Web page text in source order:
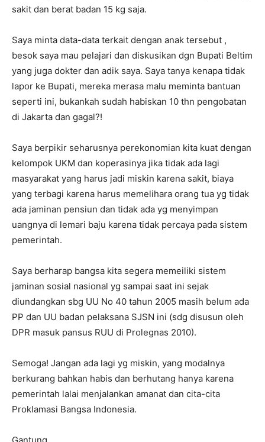
sakit dan berat badan 15 kg saja.
Saya minta data-data terkait dengan anak tersebut ,
besok saya mau pelajari dan diskusikan dgn Bupati Beltim
yang juga dokter dan adik saya. Saya tanya kenapa tidak
lapor ke Bupati, mereka merasa malu meminta bantuan
seperti ini, bukankah sudah habiskan 10 thn pengobatan
di Jakarta dan gagal?!
Saya berpikir seharusnya perekonomian kita kuat dengan
kelompok UKM dan koperasinya jika tidak ada lagi
masyarakat yang harus jadi miskin karena sakit, biaya
yang terbagi karena harus memelihara orang tua yg tidak
ada jaminan pensiun dan tidak ada yg menyimpan
uangnya di lemari baju karena tidak percaya pada sistem
pemerintah.
Saya berharap bangsa kita segera memeiliki sistem
jaminan sosial nasional yg sampai saat ini sejak
diundangkan sbg UU No 40 tahun 2005 masih belum ada
PP dan UU badan pelaksana SJSN ini (sdg disusun oleh
DPR masuk pansus RUU di Prolegnas 2010).
Semoga! Jangan ada lagi yg miskin, yang modalnya
berkurang bahkan habis dan berhutang hanya karena
pemerintah lalai menjalankan amanat dan cita-cita
Proklamasi Bangsa Indonesia.